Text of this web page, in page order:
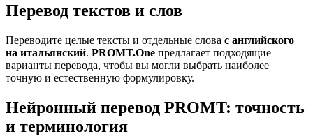
Перевод текстов и слов
Переводите целые тексты и отдельные слова с английского
на итальянский. PROMT.One предлагает подходящие
варианты перевода, чтобы вы могли выбрать наиболее
точную и естественную формулировку.
Нейронный перевод PROMT: точность
и терминология